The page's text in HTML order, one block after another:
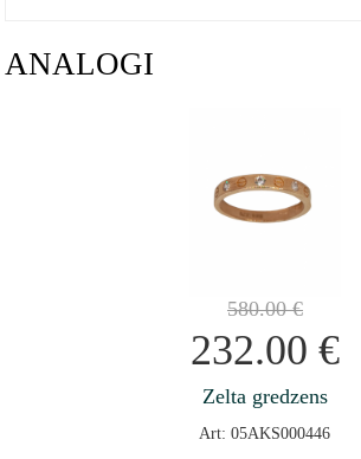
ANALOGI
580.00€
232.00 €
Zelta gredzens
Art: 05AKS000446